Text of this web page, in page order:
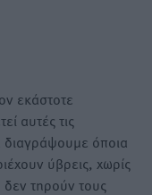
εκάστοτε
αυτές τις
διαγράψουμε όποια
ύβρεις, χωρίς
τηρούν τους